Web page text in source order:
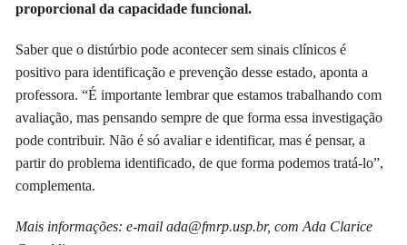
proporcional da capacidade funcional.
Saber que o distúrbio pode acontecer sem sinais clínicos é
positivo para identificação e prevenção desse estado, aponta a
professora. “É importante lembrar que estamos trabalhando com
avaliação, mas pensando sempre de que forma essa investigação
pode contribuir. Não é só avaliar e identificar, mas é pensar, a
partir do problema identificado, de que forma podemos tratá-lo”,
complementa.
Mais informações: e-mail ada@fmrp.usp.br, com Ada Clarice